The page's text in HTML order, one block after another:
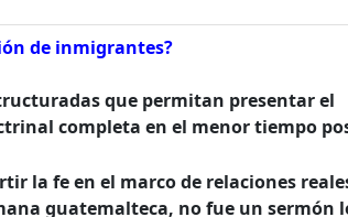
de inmigrantes?
que permitan presentar el
completa en el menor tiempo
la fe en el marco de relaciones
guatemalteca, no fue un sermón